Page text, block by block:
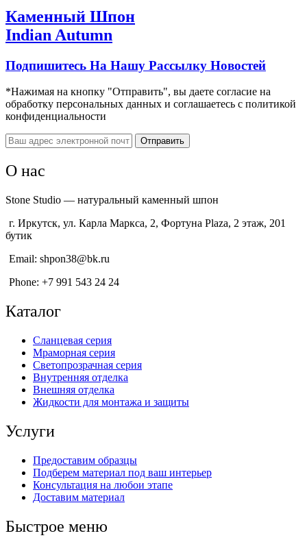
Каменный Шпон
Indian Autumn
Подпишитесь На Нашу Рассылку Новостей
*Нажимая на кнопку "Отправить", вы даете согласие на
обработку персональных данных и соглашаетесь c политикой
конфиденциальности
О нас
Stone Studio — натуральный каменный шпон
г. Иркутск, ул. Карла Маркса, 2, Фортуна Plaza, 2 этаж, 201
бутик
Email: shpon38@bk.ru
Phone: +7 991 543 24 24
Каталог
Сланцевая серия
Мраморная серия
Светопрозрачная серия
Внутренняя отделка
Внешняя отделка
Жидкости для монтажа и защиты
Услуги
Предоставим образцы
Подберем материал под ваш интерьер
Консультация на любои этапе
Доставим материал
Быстрое меню